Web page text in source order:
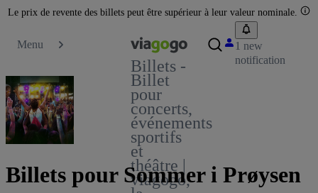
Le prix de revente des billets peut être supérieur à leur valeur nominale.
Menu
Billets -
Billet
pour
concerts,
événements
sportifs
et
théâtre |
viagogo,
1 new
notification
Billets pour Sommer i Prøysen